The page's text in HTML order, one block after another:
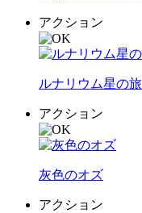
アクション
ルナリウム星の旅
アクション
灰色のオズ
アクション